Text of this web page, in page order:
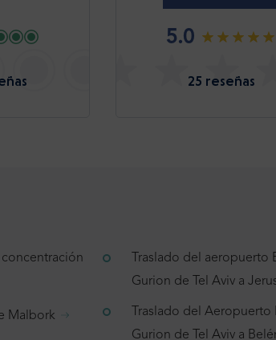
5.0
25 reseñas
Malbork
Traslado del aeropuerto
Gurion de Tel Aviv a
Traslado del Aeropuerto
Gurion de Tel Aviv a